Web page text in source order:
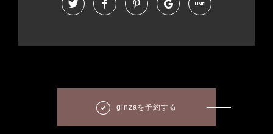
ginzaを予約する